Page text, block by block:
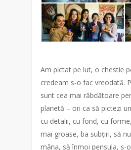
Am pictat pe lut, o chestie
credeam s-o fac vreodată.
sunt cea mai răbdătoare
planetă – ori ca să pictezi
cu detalii, cu fond, cu
mai groase, ba subțiri, să
mâna, să înmoi pensula, s-